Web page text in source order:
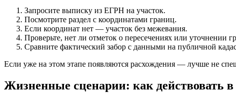
Запросите выписку из ЕГРН на участок.
Посмотрите раздел с координатами границ.
Если координат нет — участок без межевания.
Проверьте, нет ли отметок о пересечениях или уточнении
Сравните фактический забор с данными на публичной
Если уже на этом этапе появляются расхождения — лучше не
Жизненные сценарии: как действовать